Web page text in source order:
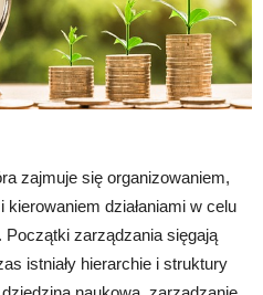
zajmuje się organizowaniem,
działaniami w celu
zarządzania sięgają
istniały hierarchie i struktury